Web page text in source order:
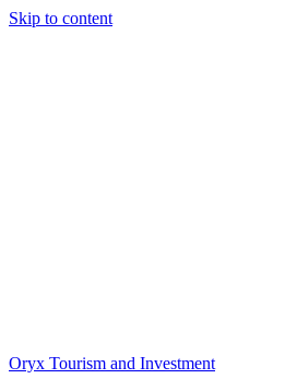
Skip to content
Oryx Tourism and Investment